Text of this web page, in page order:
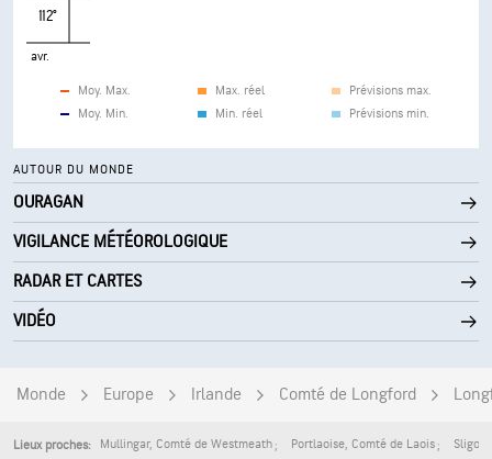
112°
avr.
Moy. Max.
Moy. Min.
Max. réel
Min. réel
Prévisions max.
Prévisions min.
AUTOUR DU MONDE
OURAGAN
VIGILANCE MÉTÉOROLOGIQUE
RADAR ET CARTES
VIDÉO
Monde Europe Irlande Comté de Longford
Lieux proches: Mullingar, Comté de Westmeath Portlaoise, Comté de Laois Sligo